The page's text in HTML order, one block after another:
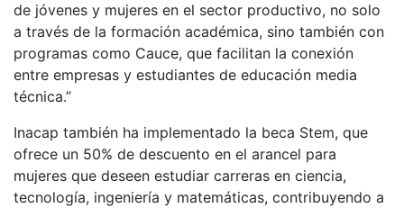
de jóvenes y mujeres en el sector productivo, no solo
a través de la formación académica, sino también con
programas como Cauce, que facilitan la conexión
entre empresas y estudiantes de educación media
técnica.”
Inacap también ha implementado la beca Stem, que
ofrece un 50% de descuento en el arancel para
mujeres que deseen estudiar carreras en ciencia,
tecnología, ingeniería y matemáticas, contribuyendo a